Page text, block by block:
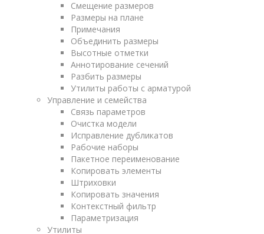
Смещение размеров
Размеры на плане
Примечания
Объединить размеры
Высотные отметки
Аннотирование сечений
Разбить размеры
Утилиты работы с арматурой
Управление и семейства
Связь параметров
Очистка модели
Исправление дубликатов
Рабочие наборы
Пакетное переименование
Копировать элементы
Штриховки
Копировать значения
Контекстный фильтр
Параметризация
Утилиты